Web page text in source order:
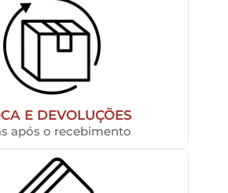
E DEVOLUÇÕES
após o recebimento